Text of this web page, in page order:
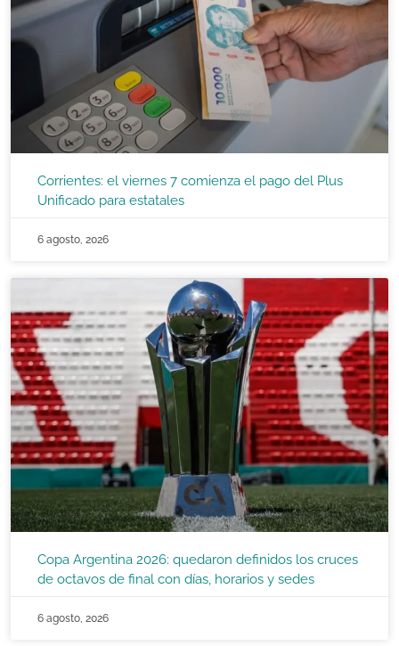
Corrientes: el viernes 7 comienza el pago del Plus
Unificado para estatales
6 agosto, 2026
Copa Argentina 2026: quedaron definidos los cruces
de octavos de final con días, horarios y sedes
6 agosto, 2026